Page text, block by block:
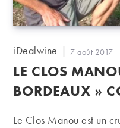
Auteur/autrice
la
publication :
iDealwine
Publication
publiée :
7 août 2017
LE CLOS
BORDEAUX »
Le Clos Manou est un